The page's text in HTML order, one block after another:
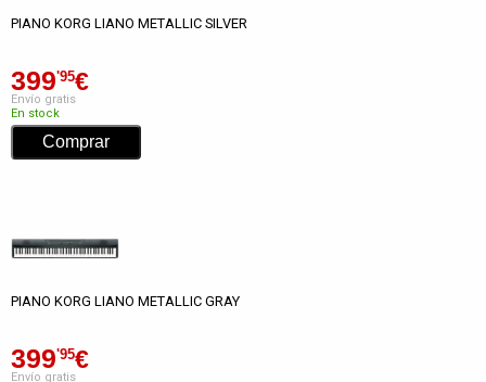
PIANO KORG LIANO METALLIC SILVER
399'95€
Envío gratis
En stock
PIANO KORG LIANO METALLIC GRAY
399'95€
Envío gratis